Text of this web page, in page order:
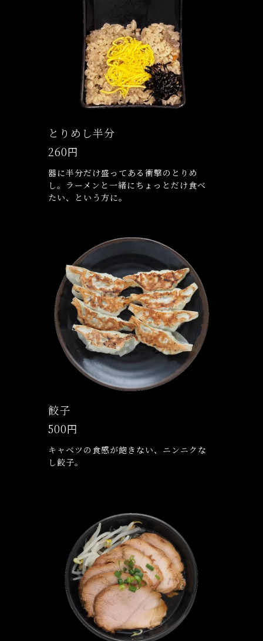
とりめし半分
260円
器に半分だけ盛ってある衝撃のとりめ
し。ラーメンと一緒にちょっとだけ食べ
たい、という方に。
餃子
500円
キャベツの食感が飽きない、ニンニクな
し餃子。